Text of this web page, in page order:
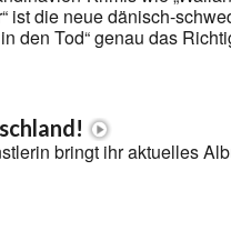
ist die neue dänisch-
den Tod“ genau das
bringt ihr aktuelles